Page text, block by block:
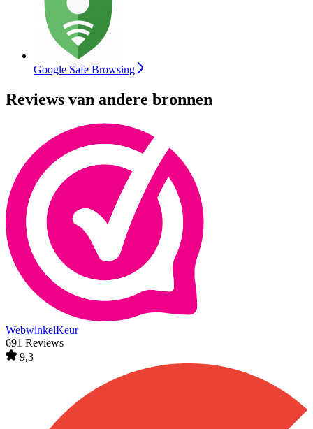
Google Safe Browsing
Reviews van andere bronnen
WebwinkelKeur
691 Reviews
9,3